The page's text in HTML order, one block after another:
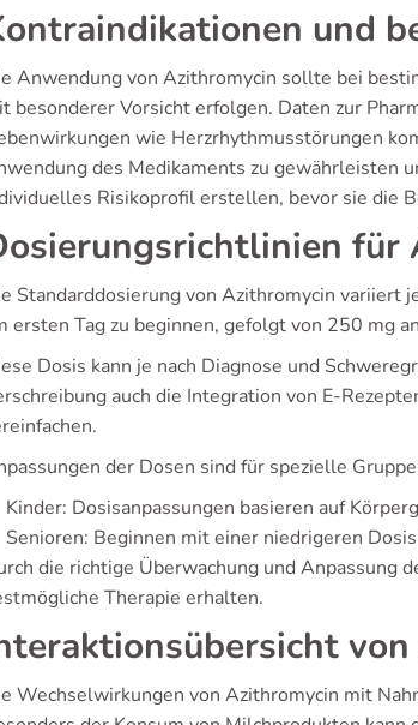
und
Anwendung von Azithromycin sollte bei
besonderer Vorsicht erfolgen. Daten zur
wie Herzrhythmusstörungen
des Medikaments zu gewährleisten
Risikoprofil erstellen, bevor sie die
für
Standarddosierung von Azithromycin variiert
ersten Tag zu beginnen, gefolgt von 250 mg
Dosis kann je nach Diagnose und
auch die Integration von E-
der Dosen sind für spezielle
Kinder: Dosisanpassungen basieren auf
Senioren: Beginnen mit einer niedrigeren
die richtige Überwachung und Anpassung
Therapie erhalten.
Wechselwirkungen von Azithromycin mit